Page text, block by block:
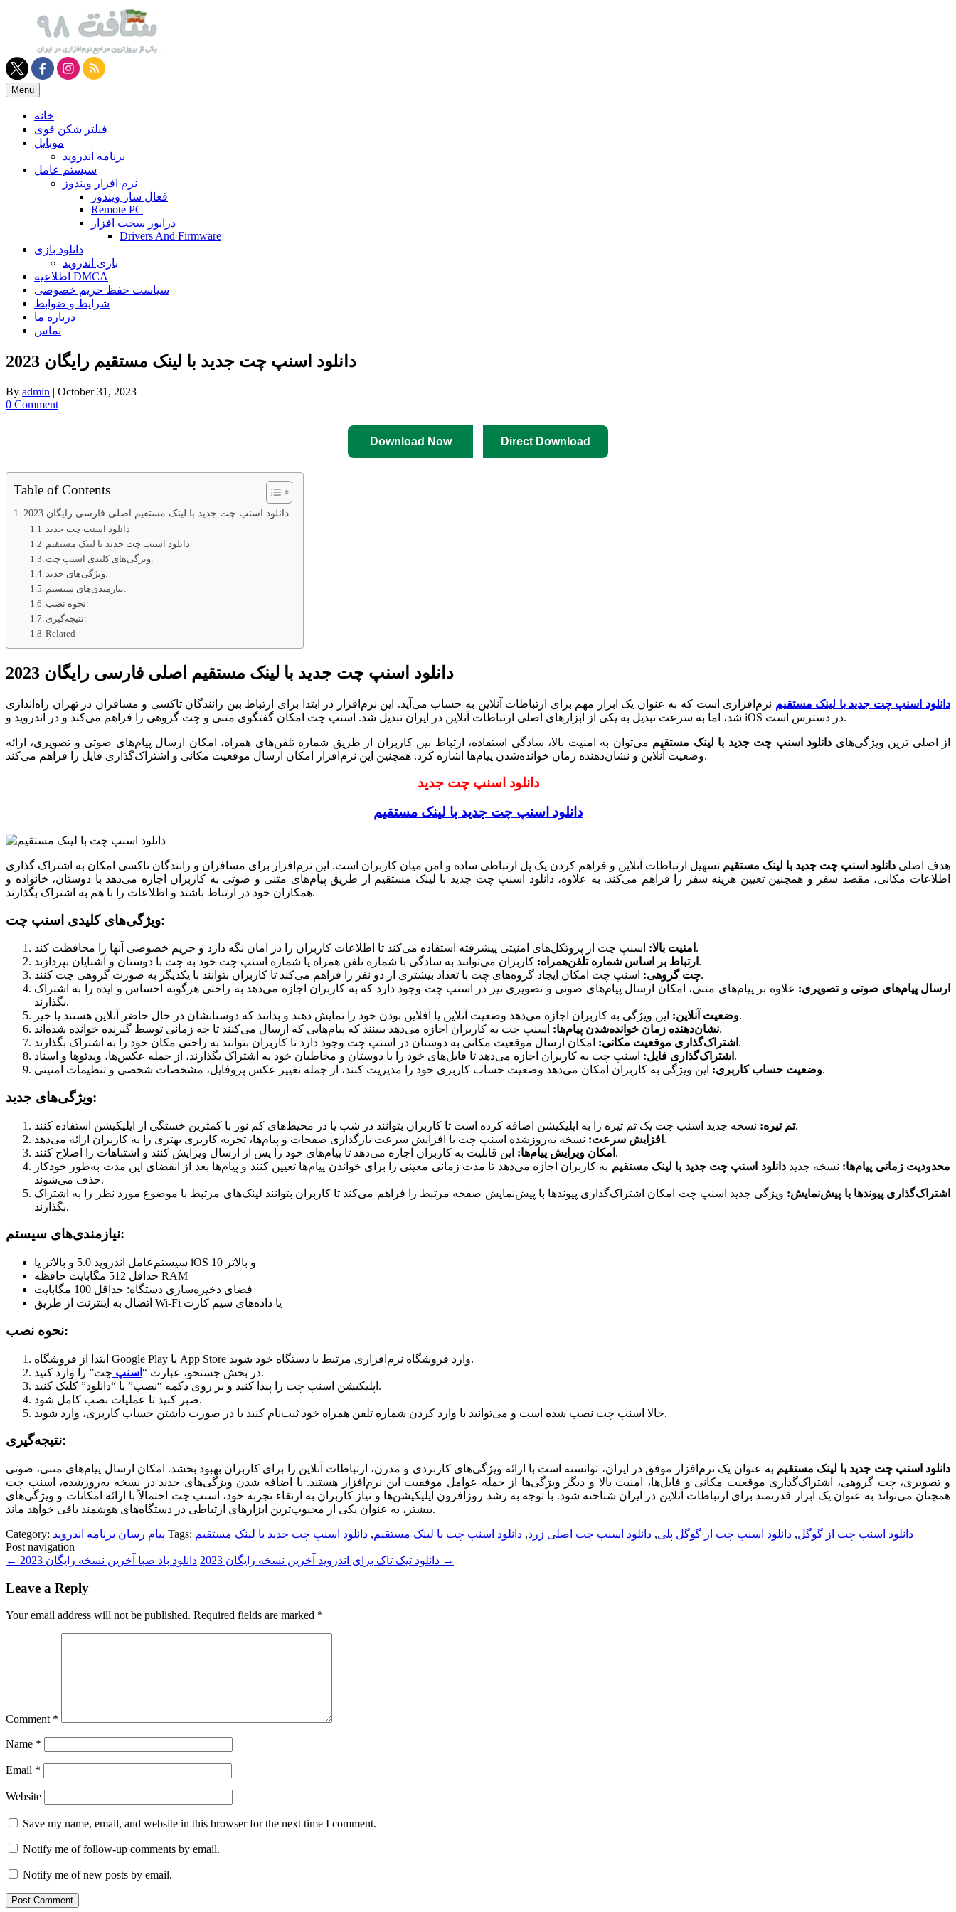
Menu
خانه
فیلتر شکن قوی
موبایل
برنامه اندروید
سیستم عامل
نرم افزار ویندوز
فعال ساز ویندوز
Remote PC
درایور سخت افزار
Drivers And Firmware
دانلود بازی
بازی اندروید
اطلاعیه DMCA
سیاست حفظ حریم خصوصی
شرایط و ضوابط
درباره ما
تماس
دانلود اسنپ چت جدید با لینک مستقیم رایگان 2023
By admin | October 31, 2023
0 Comment
Download Now Direct Download
Table of Contents
دانلود اسنپ چت جدید با لینک مستقیم اصلی فارسی رایگان 2023
دانلود اسنپ چت جدید
دانلود اسنپ چت جدید با لینک مستقیم
ویژگی‌های کلیدی اسنپ چت:
ویژگی‌های جدید:
نیازمندی‌های سیستم:
نحوه نصب:
نتیجه‌گیری:
Related
دانلود اسنپ چت جدید با لینک مستقیم اصلی فارسی رایگان 2023
دانلود اسنپ چت جدید با لینک مستقیم نرم‌افزاری است که به عنوان یک ابزار مهم برای ارتباطات آنلاین به حساب می‌آید. این نرم‌افزار در ابتدا برای ارتباط بین رانندگان تاکسی و مسافران در تهران راه‌اندازی
شد، اما به سرعت تبدیل به یکی از ابزارهای اصلی ارتباطات آنلاین در ایران تبدیل شد. اسنپ چت امکان گفتگوی متنی و چت گروهی را فراهم می‌کند و در اندروید و iOS در دسترس است.
از اصلی‌ ترین ویژگی‌های دانلود اسنپ چت جدید با لینک مستقیم می‌توان به امنیت بالا، سادگی استفاده، ارتباط بین کاربران از طریق شماره تلفن‌های همراه، امکان ارسال پیام‌های صوتی و تصویری، ارائه
وضعیت آنلاین و نشان‌دهنده زمان خوانده‌شدن پیام‌ها اشاره کرد. همچنین این نرم‌افزار امکان ارسال موقعیت مکانی و اشتراک‌گذاری فایل را فراهم می‌کند.
دانلود اسنپ چت جدید
دانلود اسنپ چت جدید با لینک مستقیم
هدف اصلی دانلود اسنپ چت جدید با لینک مستقیم تسهیل ارتباطات آنلاین و فراهم کردن یک پل ارتباطی ساده و امن میان کاربران است. این نرم‌افزار برای مسافران و رانندگان تاکسی امکان به اشتراک گذاری
اطلاعات مکانی، مقصد سفر و همچنین تعیین هزینه سفر را فراهم می‌کند. به علاوه، دانلود اسنپ چت جدید با لینک مستقیم از طریق پیام‌های متنی و صوتی به کاربران اجازه می‌دهد با دوستان، خانواده و
همکاران خود در ارتباط باشند و اطلاعات را با هم به اشتراک بگذارند.
ویژگی‌های کلیدی اسنپ چت:
امنیت بالا: اسنپ چت از پروتکل‌های امنیتی پیشرفته استفاده می‌کند تا اطلاعات کاربران را در امان نگه دارد و حریم خصوصی آنها را محافظت کند.
ارتباط بر اساس شماره تلفن‌همراه: کاربران می‌توانند به سادگی با شماره تلفن همراه یا شماره اسنپ چت خود به چت با دوستان و آشنایان بپردازند.
چت گروهی:اسنپ چت امکان ایجاد گروه‌های چت با تعداد بیشتری از دو نفر را فراهم می‌کند تا کاربران بتوانند با یکدیگر به صورت گروهی چت کنند.
ارسال پیام‌های صوتی و تصویری: علاوه بر پیام‌های متنی، امکان ارسال پیام‌های صوتی و تصویری نیز در اسنپ چت وجود دارد که به کاربران اجازه می‌دهد به راحتی هرگونه احساس و ایده را به اشتراک
بگذارند.
وضعیت آنلاین:این ویژگی به کاربران اجازه می‌دهد وضعیت آنلاین یا آفلاین بودن خود را نمایش دهند و بدانند که دوستانشان در حال حاضر آنلاین هستند یا خیر.
نشان‌دهنده زمان خوانده‌شدن پیام‌ها:اسنپ چت به کاربران اجازه می‌دهد ببینند که پیام‌هایی که ارسال می‌کنند تا چه زمانی توسط گیرنده خوانده شده‌اند.
اشتراک‌گذاری موقعیت مکانی: امکان ارسال موقعیت مکانی به دوستان در اسنپ چت وجود دارد تا کاربران بتوانند به راحتی مکان خود را به اشتراک بگذارند.
اشتراک‌گذاری فایل: اسنپ چت به کاربران اجازه می‌دهد تا فایل‌های خود را با دوستان و مخاطبان خود به اشتراک بگذارند، از جمله عکس‌ها، ویدئوها و اسناد.
وضعیت حساب کاربری:این ویژگی به کاربران امکان می‌دهد وضعیت حساب کاربری خود را مدیریت کنند، از جمله تغییر عکس پروفایل، مشخصات شخصی و تنظیمات امنیتی.
ویژگی‌های جدید:
تم تیره:نسخه جدید اسنپ چت یک تم تیره را به اپلیکیشن اضافه کرده است تا کاربران بتوانند در شب یا در محیط‌های کم نور با کمترین خستگی از اپلیکیشن استفاده کنند.
افزایش سرعت: نسخه به‌روز‌شده اسنپ چت با افزایش سرعت بارگذاری صفحات و پیام‌ها، تجربه کاربری بهتری را به کاربران ارائه می‌دهد.
امکان ویرایش پیام‌ها: این قابلیت به کاربران اجازه می‌دهد تا پیام‌های خود را پس از ارسال ویرایش کنند و اشتباهات را اصلاح کنند.
محدودیت زمانی پیام‌ها: نسخه جدیددانلود اسنپ چت جدید با لینک مستقیم به کاربران اجازه می‌دهد تا مدت زمانی معینی را برای خواندن پیام‌ها تعیین کنند و پیام‌ها بعد از انقضای این مدت به‌طور خودکار
حذف می‌شوند.
اشتراک‌گذاری پیوند‌ها با پیش‌نمایش: ویژگی جدید اسنپ چت امکان اشتراک‌گذاری پیوند‌ها با پیش‌نمایش صفحه مرتبط را فراهم می‌کند تا کاربران بتوانند لینک‌های مرتبط با موضوع مورد نظر را به اشتراک
بگذارند.
نیازمندی‌های سیستم:
سیستم‌عامل اندروید 5.0 و بالاتر یا iOS 10 و بالاتر
حداقل 512 مگابایت حافظه RAM
فضای ذخیره‌سازی دستگاه: حداقل 100 مگابایت
اتصال به اینترنت از طریق Wi-Fi یا داده‌های سیم کارت
نحوه نصب:
ابتدا از فروشگاه Google Play یا App Store وارد فروشگاه نرم‌افزاری مرتبط با دستگاه خود شوید.
در بخش جستجو، عبارت “ اسنپ
چت” را وارد کنید.
اپلیکیشن اسنپ چت را پیدا کنید و بر روی دکمه “نصب” یا “دانلود” کلیک کنید.
صبر کنید تا عملیات نصب کامل شود.
حالا اسنپ چت نصب شده است و می‌توانید با وارد کردن شماره تلفن همراه خود ثبت‌نام کنید یا در صورت داشتن حساب کاربری، وارد شوید.
نتیجه‌گیری:
دانلود اسنپ چت جدید با لینک مستقیم به عنوان یک نرم‌افزار موفق در ایران، توانسته است با ارائه ویژگی‌های کاربردی و مدرن، ارتباطات آنلاین را برای کاربران بهبود بخشد. امکان ارسال پیام‌های متنی، صوتی
و تصویری، چت گروهی، اشتراک‌گذاری موقعیت مکانی و فایل‌ها، امنیت بالا و دیگر ویژگی‌ها از جمله عوامل موفقیت این نرم‌افزار هستند. با اضافه شدن ویژگی‌های جدید در نسخه به‌روز‌شده، اسنپ چت
همچنان می‌تواند به عنوان یک ابزار قدرتمند برای ارتباطات آنلاین در ایران شناخته شود. با توجه به رشد روزافزون اپلیکیشن‌ها و نیاز کاربران به ارتقاء تجربه خود، اسنپ چت احتمالاً با ارائه امکانات و ویژگی‌های
بیشتر، به عنوان یکی از محبوب‌ترین ابزارهای ارتباطی در دستگاه‌های هوشمند باقی خواهد ماند.
Category: پیام رسان برنامه اندروید Tags: دانلود اسنپ چت از گوگل, دانلود اسنپ چت از گوگل پلی, دانلود اسنپ چت اصلی زرد, دانلود اسنپ چت با لینک مستقیم, دانلود اسنپ چت جدید با لینک مستقیم
Post navigation
←
دانلود تیک تاک برای اندروید آخرین نسخه رایگان 2023 →
Leave a Reply
Your email address will not be published. Required fields are marked *
Comment *
Name *
Email *
Website
Save my name, email, and website in this browser for the next time I comment.
Notify me of follow-up comments by email.
Notify me of new posts by email.